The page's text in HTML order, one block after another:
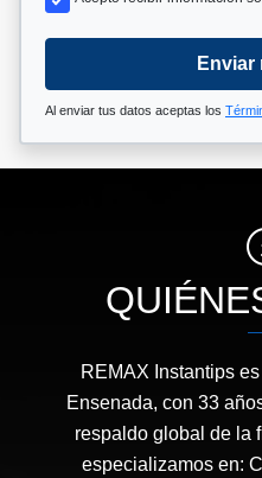
Enviar
Al enviar tus datos aceptas los
REMAX Instantips
Ensenada, con 33
respaldo global de la
especializamos en: